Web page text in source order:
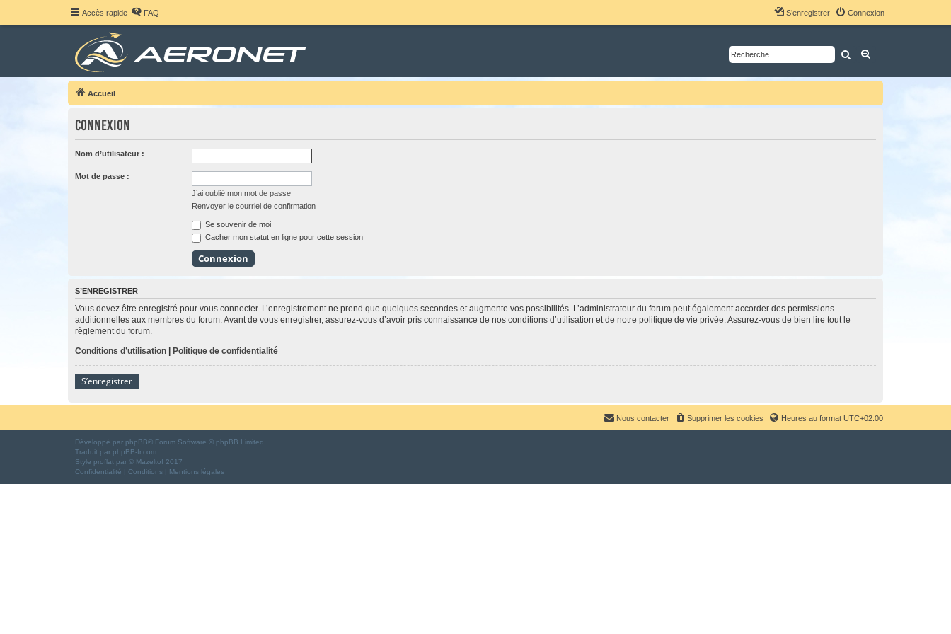
Accès rapide FAQ Connexion
S’enregistrer
Rechercher
Accueil
Connexion
Nom d’utilisateur :
Mot de passe :
J’ai oublié mon mot de passe
Renvoyer le courriel de confirmation
Se souvenir de moi
Cacher mon statut en ligne pour cette session
S’ENREGISTRER
Vous devez être enregistré pour vous connecter. L’enregistrement ne prend que quelques secondes et augmente vos possibilités. L’administrateur du forum peut également accorder des permissions
additionnelles aux membres du forum. Avant de vous enregistrer, assurez-vous d’avoir pris connaissance de nos conditions d’utilisation et de notre politique de vie privée. Assurez-vous de bien lire tout le
règlement du forum.
Conditions d’utilisation | Politique de confidentialité
S’enregistrer
Heures au format UTC+02:00
Supprimer les cookies
Nous contacter
Développé par phpBB® Forum Software © phpBB Limited
Traduit par phpBB-fr.com
Style proflat par © Mazeltof 2017
Confidentialité | Conditions | Mentions légales